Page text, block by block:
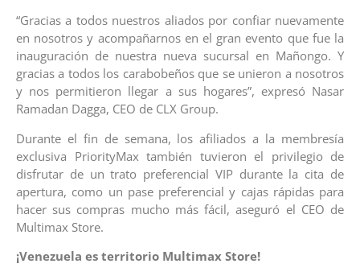
“Gracias a todos nuestros aliados por confiar nuevamente
en nosotros y acompañarnos en el gran evento que fue la
inauguración de nuestra nueva sucursal en Mañongo. Y
gracias a todos los carabobeños que se unieron a nosotros
y nos permitieron llegar a sus hogares”, expresó Nasar
Ramadan Dagga, CEO de CLX Group.
Durante el fin de semana, los afiliados a la membresía
exclusiva PriorityMax también tuvieron el privilegio de
disfrutar de un trato preferencial VIP durante la cita de
apertura, como un pase preferencial y cajas rápidas para
hacer sus compras mucho más fácil, aseguró el CEO de
Multimax Store.
¡Venezuela es territorio Multimax Store!